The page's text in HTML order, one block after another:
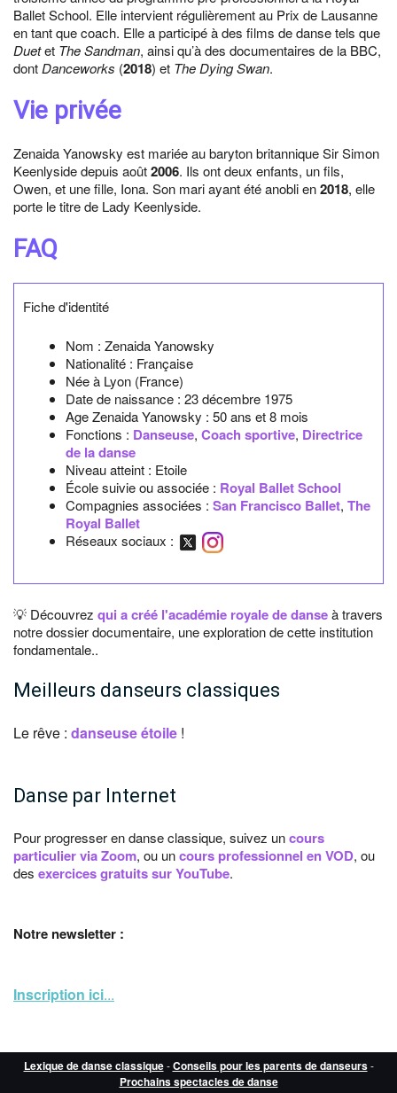
Ballet School. Elle intervient régulièrement au Prix de Lausanne
en tant que coach. Elle a participé à des films de danse tels que
Duetet The Sandman, ainsi qu’à des documentaires de la BBC,
dontDanceworks (2018) et The Dying Swan.
Vie privée
Zenaida Yanowsky est mariée au baryton britannique Sir Simon
Keenlyside depuis août2006. Ils ont deux enfants, un fils,
Owen, et une fille, Iona. Son mari ayant été anobli en2018, elle
porte le titre de Lady Keenlyside.
FAQ
Fiche d'identité
Nom : Zenaida Yanowsky
Nationalité : Française
Née à Lyon (France)
Date de naissance : 23 décembre 1975
Age Zenaida Yanowsky : 50 ans et 8 mois
Fonctions : Danseuse, Coach sportive, Directrice
de la danse
Niveau atteint : Etoile
École suivie ou associée : Royal Ballet School
Compagnies associées : San Francisco Ballet, The
Royal Ballet
Réseaux sociaux :
💡 Découvrez qui a créé l'académie royale de danseà travers
notre dossier documentaire, une exploration de cette institution
fondamentale..
Meilleurs danseurs classiques
Le rêve : danseuse étoile !
Danse par Internet
Pour progresser en danse classique, suivez uncours
particulier via Zoom, ou uncours professionnel en VOD, ou
des exercices gratuits sur YouTube.
Notre newsletter :
Inscription ici...
Lexique de danse classique-Conseils pour les parents de danseurs-
Prochains spectacles de danse